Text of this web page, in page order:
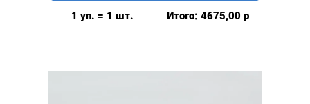
уп.500
1 уп. = 1 шт. Итого: 4675,00 р